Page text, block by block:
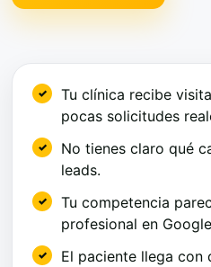
Tu clínica recibe
pocas solicitudes
No tienes claro qué
leads.
Tu competencia
profesional en
El paciente llega con